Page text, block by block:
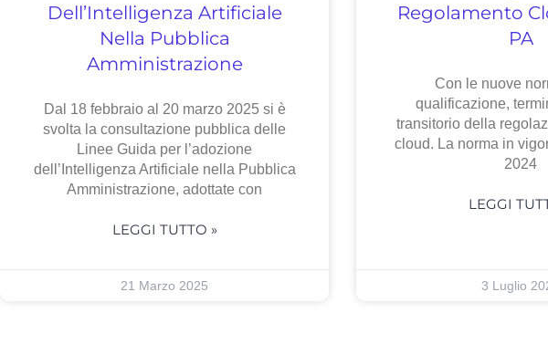
Dell’Intelligenza Artificiale
Nella Pubblica
Amministrazione
Dal 18 febbraio al 20 marzo 2025 si è
svolta la consultazione pubblica delle
Linee Guida per l’adozione
dell’Intelligenza Artificiale nella Pubblica
Amministrazione, adottate con
LEGGI TUTTO »
21 Marzo 2025
Regolamento
PA
Con le nuove
qualificazione,
transitorio della
cloud. La norma in
2024
LEGGI
3 Luglio